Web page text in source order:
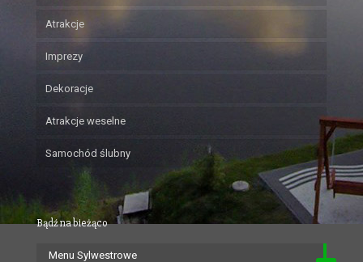
Atrakcje
Imprezy
Dekoracje
Atrakcje weselne
Samochód ślubny
Bądź na bieżąco
Menu Sylwestrowe